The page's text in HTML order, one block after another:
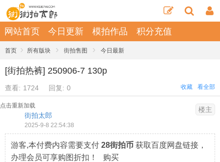
网站首页 今日更新 模拍作品 积分充值
首页 › 所有版块 › 街拍售图 › 今日最新
[街拍热裤] 250906-7 130p
查看: 1724 回复: 0 看全部
收藏
点击重新加载
街拍太郎
2025-9-8 22:54:38
楼主
游客,本付费内容需要支付 28街拍币 获取百度网盘链接，
办理会员可享购图折扣！ 购买